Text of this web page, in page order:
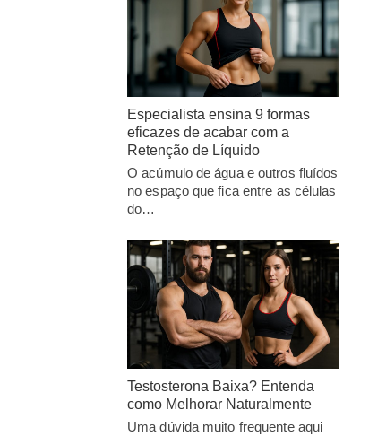
Especialista ensina 9 formas
eficazes de acabar com a
Retenção de Líquido
O acúmulo de água e outros fluídos
no espaço que fica entre as células
do…
Testosterona Baixa? Entenda
como Melhorar Naturalmente
Uma dúvida muito frequente aqui